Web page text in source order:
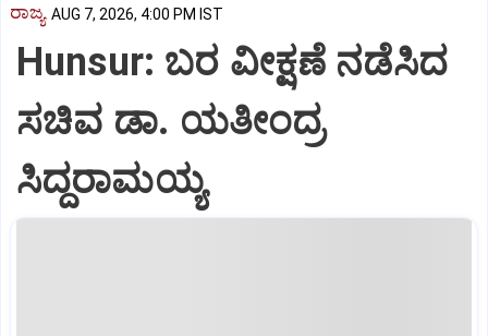
ರಾಜ್ಯ AUG 7, 2026, 4:00 PM IST
Hunsur: ಬರ ವೀಕ್ಷಣೆ ನಡೆಸಿದ
ಸಚಿವ ಡಾ. ಯತೀಂದ್ರ
ಸಿದ್ದರಾಮಯ್ಯ